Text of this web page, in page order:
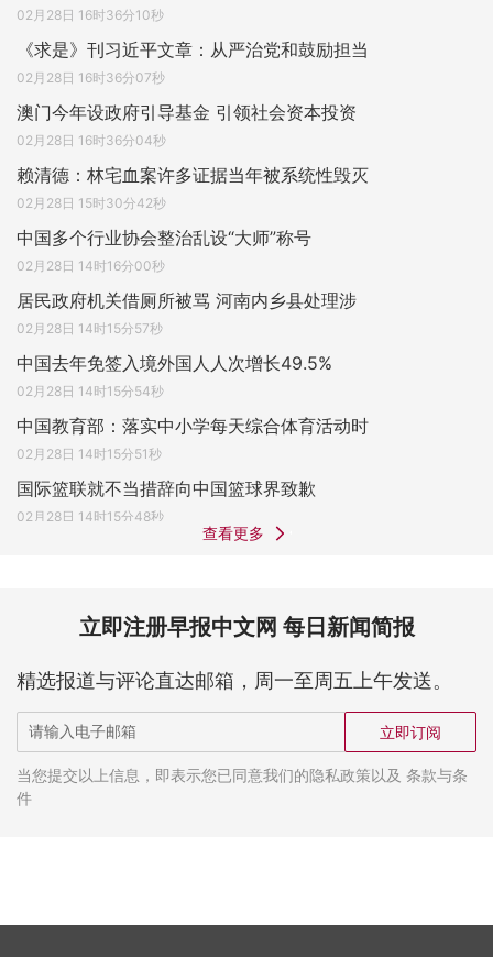
02月28日 16时36分10秒
《求是》刊习近平文章：从严治党和鼓励担当
02月28日 16时36分07秒
澳门今年设政府引导基金 引领社会资本投资
02月28日 16时36分04秒
赖清德：林宅血案许多证据当年被系统性毁灭
02月28日 15时30分42秒
中国多个行业协会整治乱设“大师”称号
02月28日 14时16分00秒
居民政府机关借厕所被骂 河南内乡县处理涉
02月28日 14时15分57秒
中国去年免签入境外国人人次增长49.5%
02月28日 14时15分54秒
中国教育部：落实中小学每天综合体育活动时
02月28日 14时15分51秒
国际篮联就不当措辞向中国篮球界致歉
02月28日 14时15分48秒
查看更多
立即注册早报中文网 每日新闻简报
精选报道与评论直达邮箱，周一至周五上午发送。
立即订阅
当您提交以上信息，即表示您已同意我们的隐私政策以及 条款与条
件